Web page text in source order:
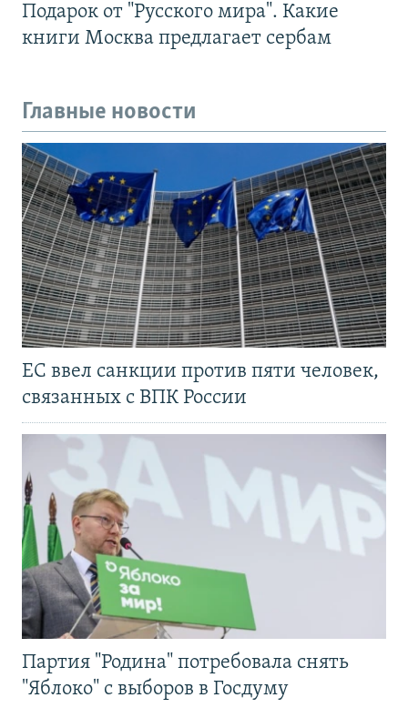
Подарок от "Русского мира". Какие
книги Москва предлагает сербам
Главные новости
ЕС ввел санкции против пяти человек,
связанных с ВПК России
Партия "Родина" потребовала снять
"Яблоко" с выборов в Госдуму